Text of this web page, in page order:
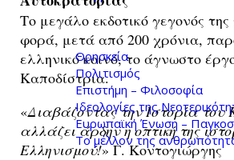
Θρησκεία
Πολιτισμός
Επιστήμη – Φιλοσοφία
Ιδεολογίες της
Ευρωπαϊκή Ένωση –
Το μέλλον της
Το μεγάλο εκδοτικό γεγονός
φορά, μετά από 200 χρόνια,
ελληνικό κοινό, το άγνωστο
Καποδίστρια.
«Διαβάζοντας την Ιστορία του
αλλάζει άρδην η οπτική της
Ελληνισμού!» Γ. Κοντογιώργης